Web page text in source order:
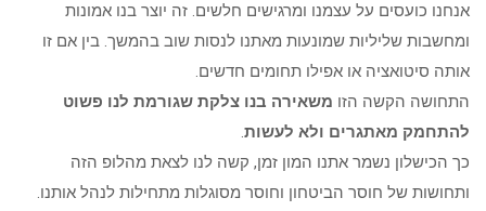
אנחנו כועסים על עצמנו ומרגישים חלשים. זה יוצר בנו אמונות
ומחשבות שליליות שמונעות מאתנו לנסות שוב בהמשך. בין אם זו
אותה סיטואציה או אפילו תחומים חדשים.
התחושה הקשה הזו משאירה בנו צלקת שגורמת לנו פשוט
להתחמק מאתגרים ולא לעשות.
כך הכישלון נשמר אתנו המון זמן, קשה לנו לצאת מהלופ הזה
ותחושות של חוסר הביטחון וחוסר מסוגלות מתחילות לנהל אותנו.